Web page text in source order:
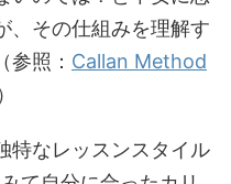
、その仕組みを理解す
（参照： Callan Method
）
特なレッスンスタイル